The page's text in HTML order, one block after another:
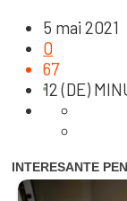
5 mai 2021
0
67
12 (DE)